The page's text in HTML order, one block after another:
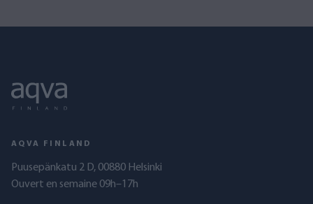
AQVA FINLAND
Puusepänkatu 2 D, 00880 Helsinki
Ouvert en semaine 09h–17h